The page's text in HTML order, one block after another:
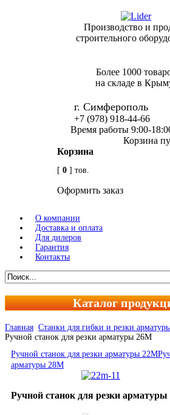
Производство и
строительного
Более 1000
на складе в
г. Симферополь
+7 (978) 918-44-66
Время работы 9:00-
Корзина
[0 ] тов.
Оформить заказ
Корзина
О компании
Доставка и оплата
Для дилеров
Гарантия
Контакты
Каталог
Главная Станки для гибки и резки
Ручной станок для резки арматуры 26М
Ручной станок для резки арматуры 22М
арматуры 28М
Ручной станок для резки